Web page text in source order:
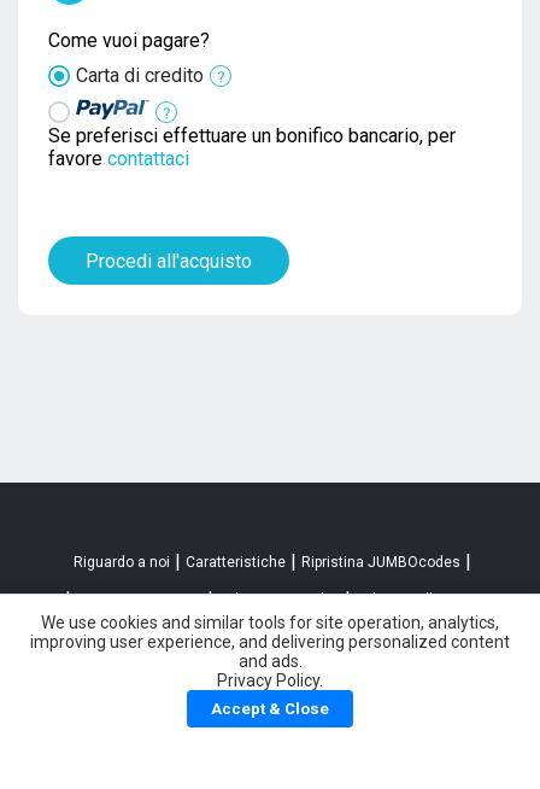
Come vuoi pagare?
Carta di credito
Se preferisci effettuare un bonifico bancario, per
favore contattaci
Procedi all'acquisto
Riguardo a noi | Caratteristiche | Ripristina JUMBOcodes |
Termini | Termini JUMBOpay | Politica sui cookie | Politica sulla riservatezza
Accessibilità
We use cookies and similar tools for site operation, analytics,
improving user experience, and delivering personalized content
and ads.
Privacy Policy.
Accept & Close